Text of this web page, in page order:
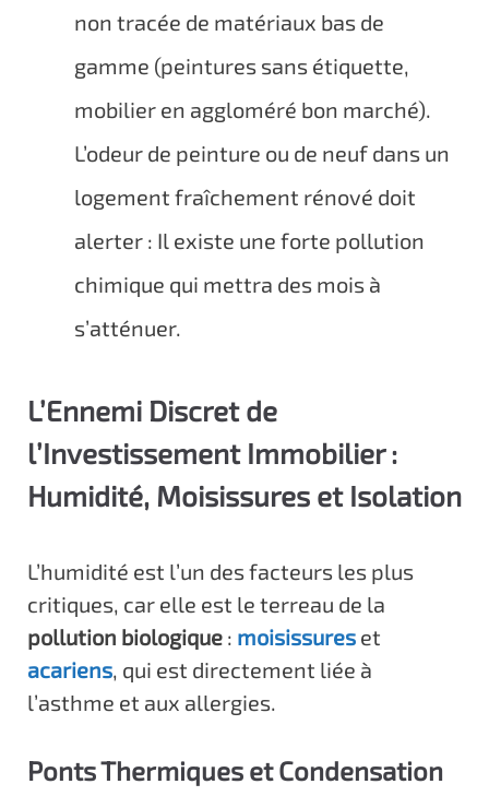
non tracée de matériaux bas de
gamme (peintures sans étiquette,
mobilier en aggloméré bon marché).
L’odeur de peinture ou de neuf dans un
logement fraîchement rénové doit
alerter : Il existe une forte pollution
chimique qui mettra des mois à
s’atténuer.
L’Ennemi Discret de
l’Investissement Immobilier :
Humidité, Moisissures et Isolation
L’humidité est l’un des facteurs les plus
critiques, car elle est le terreau de la
pollution biologique : moisissures et
acariens, qui est directement liée à
l’asthme et aux allergies.
Ponts Thermiques et Condensation